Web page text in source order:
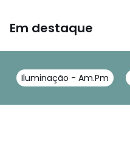
Em destaque
Iluminação - Am.Pm